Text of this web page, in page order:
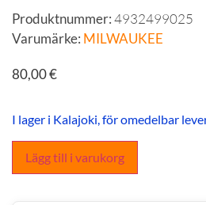
Produktnummer:4932499025
Varumärke: MILWAUKEE
80,00€
I lager i Kalajoki, för omedelbar
Lägg till i varukorg